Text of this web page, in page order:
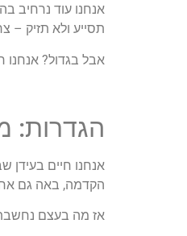
אנחנו עוד נרחיב
תסייע ולא תזיק –
אבל בגדול?
הגדרות:
אנחנו חיים בעידן
הקדמה, באה גם
אז מה בעצם